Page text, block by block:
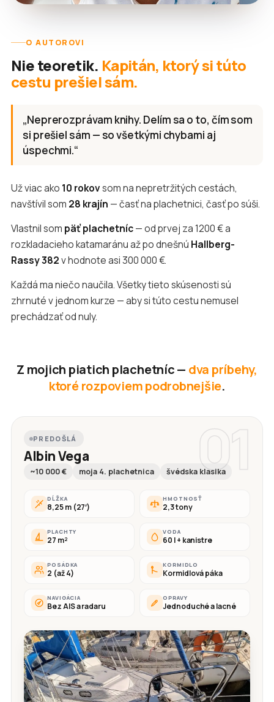
O AUTOROVI
Nie teoretik. Kapitán, ktorý si túto
cestu prešiel sám.
„Neprerozprávam knihy. Delím sa o to, čím som
si prešiel sám — so všetkými chybami aj
úspechmi.“
Už viac ako 10 rokovsom na nepretržitých cestách,
navštívil som 28 krajín — časť na plachetnici, časť po súši.
Vlastnil som päť plachetníc— od prvej za 1200 € a
rozkladacieho katamaránu až po dnešnú Hallberg-
Rassy 382v hodnote asi 300 000 €.
Každá ma niečo naučila. Všetky tieto skúsenosti sú
zhrnuté v jednom kurze — aby si túto cestu nemusel
prechádzať od nuly.
Z mojich piatich plachetníc — dva príbehy,
ktoré rozpoviem podrobnejšie.
01
PREDOŠLÁ
Albin Vega
~10 000 € moja 4. plachetnica švédska klasika
DĹŽKA
8,25 m (27′)
HMOTNOSŤ
2,3 tony
PLACHTY
27 m²
VODA
60 l + kanistre
POSÁDKA
2 (až 4)
KORMIDLO
Kormidlová páka
NAVIGÁCIA
Bez AIS a radaru
OPRAVY
Jednoduché a lacné